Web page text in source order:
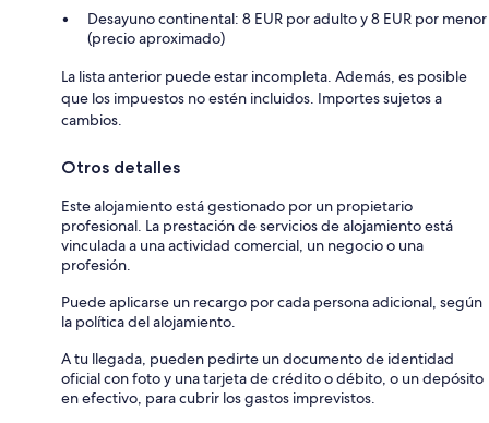
Desayuno continental: 8 EUR por adulto y 8 EUR por menor
(precio aproximado)
La lista anterior puede estar incompleta. Además, es posible
que los impuestos no estén incluidos. Importes sujetos a
cambios.
Otros detalles
Este alojamiento está gestionado por un propietario
profesional. La prestación de servicios de alojamiento está
vinculada a una actividad comercial, un negocio o una
profesión.
Puede aplicarse un recargo por cada persona adicional, según
la política del alojamiento.
A tu llegada, pueden pedirte un documento de identidad
oficial con foto y una tarjeta de crédito o débito, o un depósito
en efectivo, para cubrir los gastos imprevistos.